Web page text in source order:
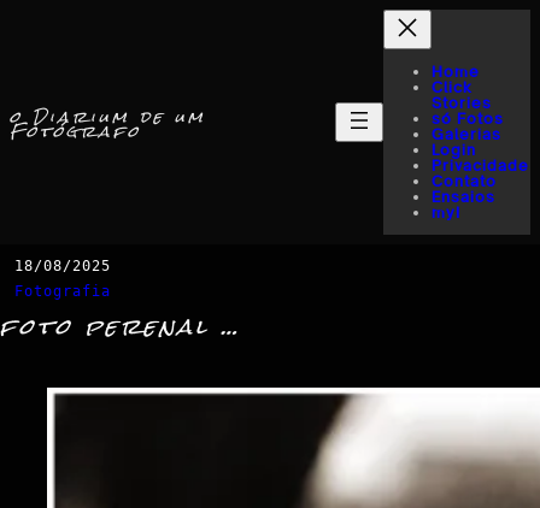
o Diarium de um
Fotógrafo
Home
Click
Stories
só Fotos
Galerias
Login
Privacidade
Contato
Ensaios
myI
18/08/2025
Fotografia
foto perenal …